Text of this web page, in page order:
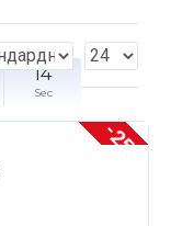
-25 %
14
Sec